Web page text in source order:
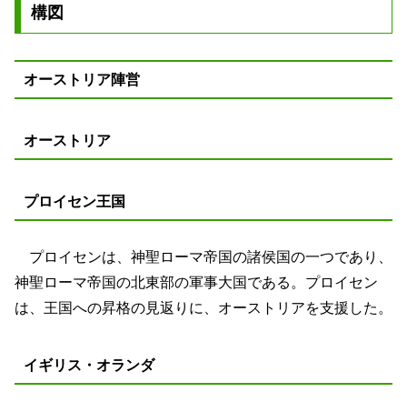
構図
オーストリア陣営
オーストリア
プロイセン王国
プロイセンは、神聖ローマ帝国の諸侯国の一つであり、
神聖ローマ帝国の北東部の軍事大国である。プロイセン
は、王国への昇格の見返りに、オーストリアを支援した。
イギリス・オランダ